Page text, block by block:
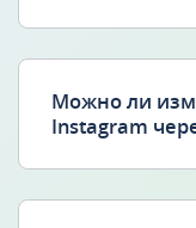
Можно ли
Instagram